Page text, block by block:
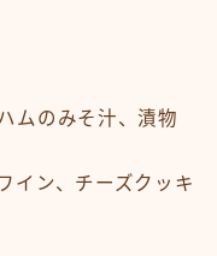
ムのみそ汁、漬物
イン、チーズクッキ